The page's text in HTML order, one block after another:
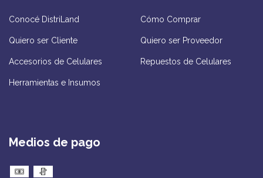
Conocé DistriLand Cómo Comprar
Quiero ser Cliente Quiero ser Proveedor
Accesorios de Celulares Repuestos de Celulares
Herramientas e Insumos
Medios de pago